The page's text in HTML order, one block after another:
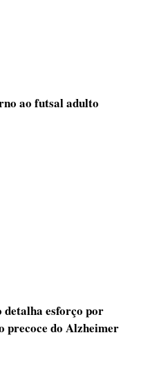
ao futsal adulto
esforço por
precoce do Alzheimer